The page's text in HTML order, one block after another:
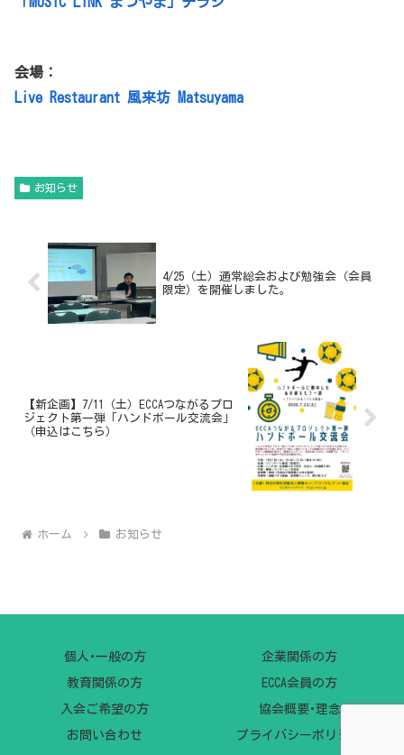
会場：
Live Restaurant 風来坊 Matsuyama
お知らせ
4/25（土）通常総会および勉強会（会員
限定）を開催しました。
【新企画】7/11（土）ECCAつながるプロ
ジェクト第一弾「ハンドボール交流会」
（申込はこちら）
ホーム お知らせ
個人･一般の方 企業関係の方
教育関係の方 ECCA会員の方
入会ご希望の方 協会概要･理念
お問い合わせ プライバシーポリシー